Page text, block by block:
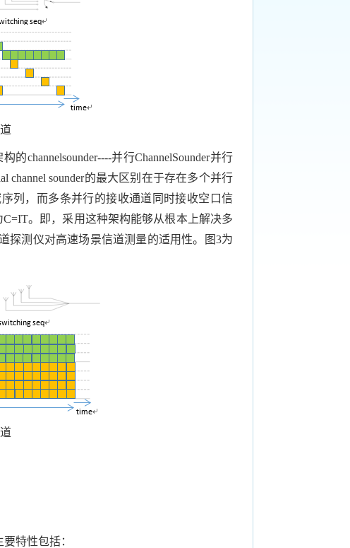
构的channelsounder----并行ChannelSounder并行
channel sounder的最大区别在于存在多个并行
列，而多条并行的接收通道同时接收空口信
C=IT。即，采用这种架构能够从根本上解决多
探测仪对高速场景信道测量的适用性。图3为
特性包括：